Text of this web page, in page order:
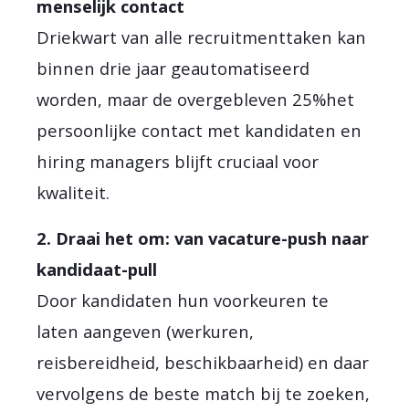
menselijk contact
Driekwart van alle recruitmenttaken kan
binnen drie jaar geautomatiseerd
worden, maar de overgebleven 25%het
persoonlijke contact met kandidaten en
hiring managers blijft cruciaal voor
kwaliteit.
2. Draai het om: van vacature-push naar
kandidaat-pull
Door kandidaten hun voorkeuren te
laten aangeven (werkuren,
reisbereidheid, beschikbaarheid) en daar
vervolgens de beste match bij te zoeken,